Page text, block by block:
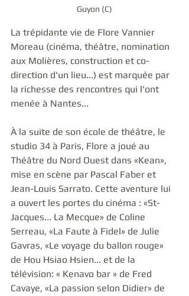
Guyon (C)
La trépidante vie de Flore Vannier
Moreau (cinéma, théâtre, nomination
aux Molières, construction et co-
direction d'un lieu...) est marquée par
la richesse des rencontres qui l'ont
menée à Nantes...
À la suite de son école de théâtre, le
studio 34 à Paris, Flore a joué au
Théâtre du Nord Ouest dans «Kean»,
mise en scène par Pascal Faber et
Jean-Louis Sarrato. Cette aventure lui
a ouvert les portes du cinéma : «St-
Jacques... La Mecque» de Coline
Serreau, «La Faute à Fidel» de Julie
Gavras, «Le voyage du ballon rouge»
de Hou Hsiao Hsien... et de la
télévision: « Kenavo bar » de Fred
Cavaye, «La passion selon Didier» de